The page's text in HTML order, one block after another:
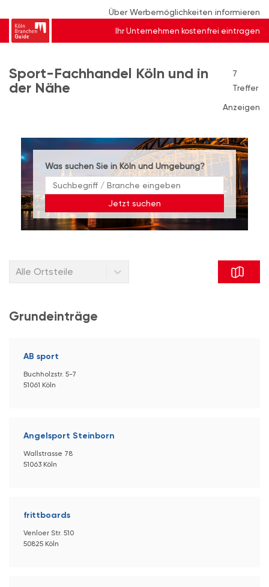
Über Werbemöglichkeiten informieren
Ihr Unternehmen kostenfrei eintragen
Sport-Fachhandel Köln und in
der Nähe
7
Treffer
Anzeigen
Was suchen Sie in Köln und Umgebung?
Jetzt suchen
Alle Ortsteile
Grundeinträge
AB sport
Buchholzstr. 5-7
51061 Köln
Angelsport Steinborn
Wallstrasse 78
51063 Köln
frittboards
Venloer Str. 510
50825 Köln